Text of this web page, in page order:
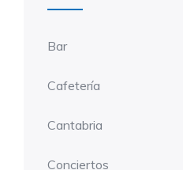
Bar
Cafetería
Cantabria
Conciertos